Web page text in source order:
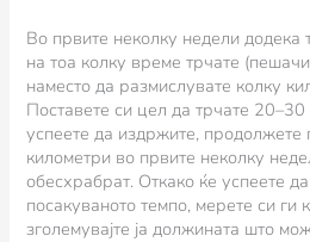
Во првите неколку недели додека
на тоа колку време трчате
наместо да размислувате колку
Поставете си цел да трчате 20–30
успеете да издржите, продолжете
километри во првите неколку
обесхрабрат. Откако ќе успеете
посакуваното темпо, мерете си ги
зголемувајте ја должината што